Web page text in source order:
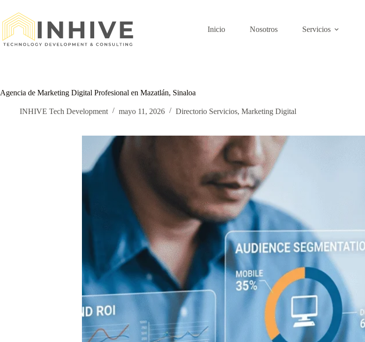
contenido
Inicio
Nosotros Servicios
Agencia de Marketing Digital Profesional en Mazatlán, Sinaloa
INHIVE Tech Development mayo 11, 2026 Directorio Servicios, Marketing Digital